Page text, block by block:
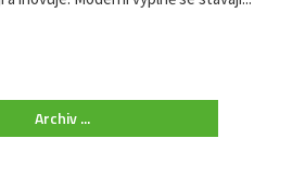
Archiv ...